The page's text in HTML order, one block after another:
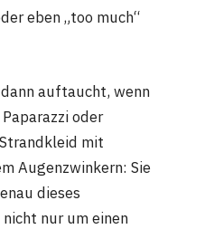
eben „too much“
auftaucht, wenn
oder
mit
Augenzwinkern: Sie
dieses
nur um einen